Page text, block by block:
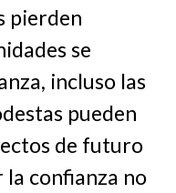
pierden
se
incluso las
pueden
de futuro
confianza no